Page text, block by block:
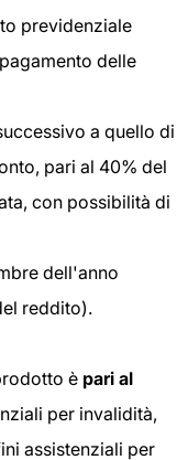
previdenziale
delle
a quello di
pari al 40% del
con possibilità di
dell'anno
reddito).
è pari al
per invalidità,
assistenziali per